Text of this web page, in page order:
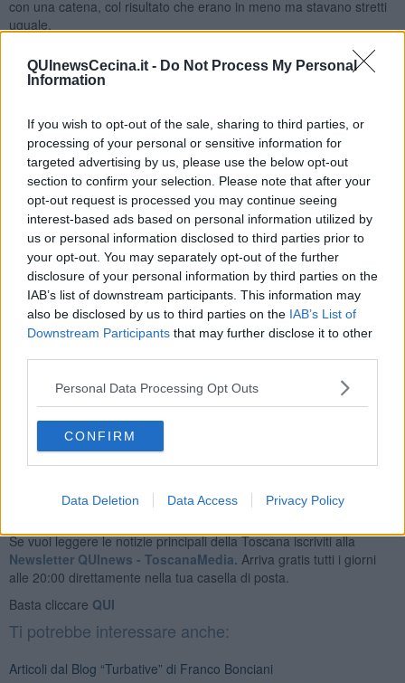
QUInewsCecina.it - Do Not Process My Personal
Information
If you wish to opt-out of the sale, sharing to third parties, or
processing of your personal or sensitive information for
targeted advertising by us, please use the below opt-out
section to confirm your selection. Please note that after your
opt-out request is processed you may continue seeing
interest-based ads based on personal information utilized by
us or personal information disclosed to third parties prior to
your opt-out. You may separately opt-out of the further
disclosure of your personal information by third parties on the
IAB’s list of downstream participants. This information may
also be disclosed by us to third parties on the IAB’s List of
Downstream Participants that may further disclose it to other
Personal Data Processing Opt Outs
CONFIRM
Data Deletion Data Access Privacy Policy
con una catena, col risultato che erano in meno ma stavano stretti
uguale.
Sulla sanità si sono fatti scadere a fine settembre i contratti a
tempo determinato di medici e paramedici, presi quasi tutti alle
prime armi e “tirocinati”, provvedendo solo ora ad assunzioni di altri
essere affidabili e autonomi. Dotazioni acquistate per le terapie
intensive non arrivate a destinazione ed altre perle.
Mi sono sbagliato perché non avevo fatto i conti con un elemento
importante, le elezioni del 20/21 settembre.
Un’intera classe politica che ha speso tempo ed energie per
cercare voti e non dispiacere agli elettori (e allora via le discoteche
aperte, dagliene di movida!) guardandosi bene dal fare scelte
“impopolari” ma lungimiranti.
E pubblici amministratori attentissimi a riposizionarsi dalla parte del
vincitore anziché stare sul pezzo, prevedere, disporre come si
deve, tanto c’è… Immuni!
Un’estate buttata, il Covid non ha aspettato i ballottaggi, ed ora
siamo qui, in attesa di Conte e del suo ultimo DPCM a cui dare un
senso, con la scuola al palo, le piscine vuote, e a cena presto!
Franco Bonciani
Se vuoi leggere le notizie principali della Toscana iscriviti alla
Newsletter QUInews - ToscanaMedia. Arriva gratis tutti i giorni
alle 20:00 direttamente nella tua casella di posta.
Basta cliccare QUI
Ti potrebbe interessare anche:
Articoli dal Blog “Turbative” di Franco Bonciani